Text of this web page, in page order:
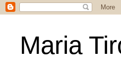
Maria